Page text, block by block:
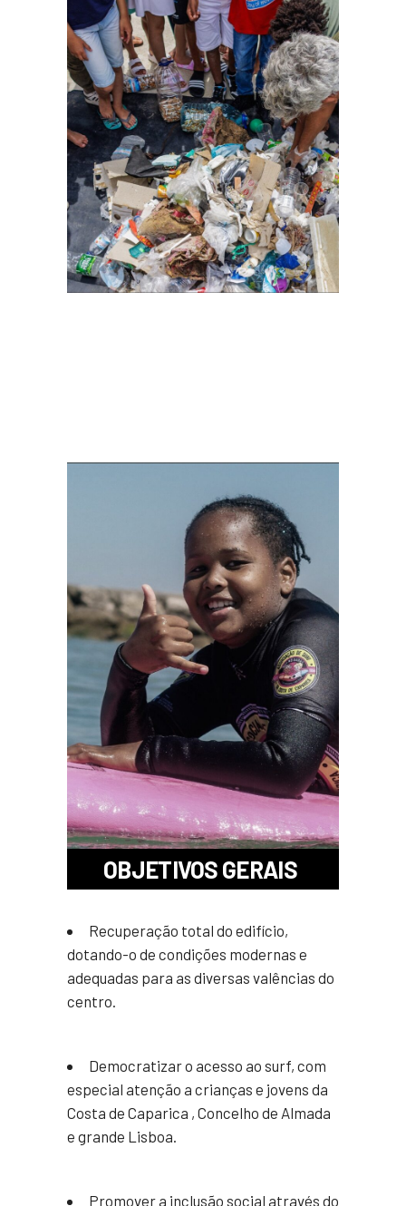
OBJETIVOS GERAIS
Recuperação total do edifício,
dotando-o de condições modernas e
adequadas para as diversas valências do
centro.
Democratizar o acesso ao surf, com
especial atenção a crianças e jovens da
Costa de Caparica , Concelho de Almada
e grande Lisboa.
Promover a inclusão social através do